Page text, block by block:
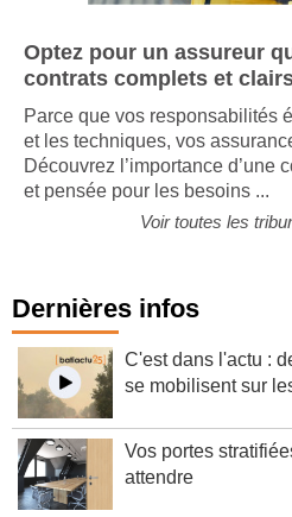
Optez pour un assureur
contrats complets et
Parce que vos responsabilités
et les techniques, vos
Découvrez l’importance d’une
et pensée pour les besoins ...
Voir toutes les
Dernières infos
C'est dans l'actu :
se mobilisent sur
Vos portes
attendre